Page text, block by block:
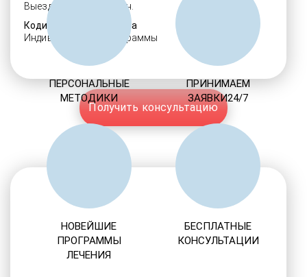
Выезд в течение 30 мин.
Кодировка алкоголизма
Индивидуальные программы
Получить консультацию
ПЕРСОНАЛЬНЫЕ
МЕТОДИКИ
ПРИНИМАЕМ
ЗАЯВКИ24/7
НОВЕЙШИЕ
ПРОГРАММЫ
ЛЕЧЕНИЯ
БЕСПЛАТНЫЕ
КОНСУЛЬТАЦИИ